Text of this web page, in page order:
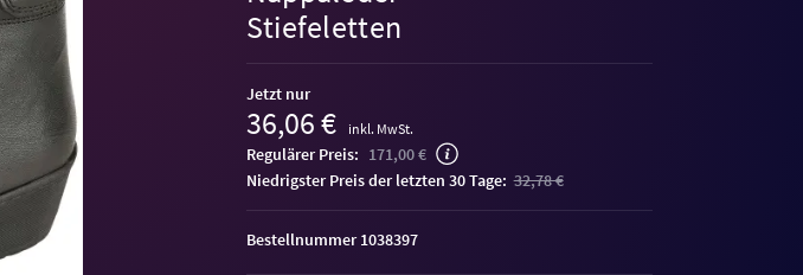
Stiefeletten
Jetzt nur
36,06 € inkl. MwSt.
Regulärer Preis: 171,00 €
niedrigster Preis der letzten 30 Tage: 32,78 €
Bestellnummer 1038397